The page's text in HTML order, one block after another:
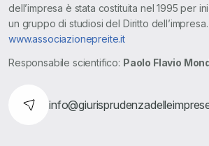
dell’impresa è stata costituita nel 1995 per
un gruppo di studiosi del Diritto dell’impresa.
www.associazionepreite.it
Responsabile scientifico: Paolo Flavio